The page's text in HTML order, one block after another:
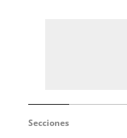
Secciones